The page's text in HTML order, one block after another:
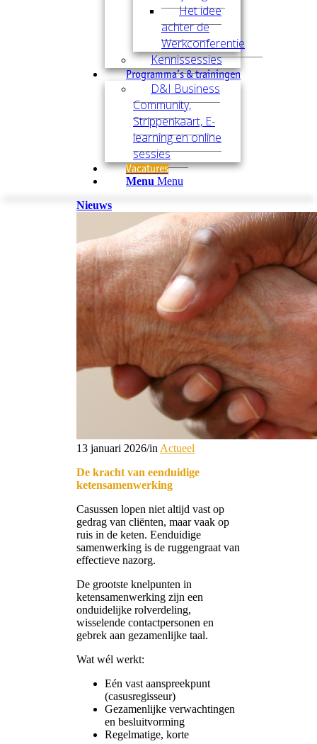
Het idee
achter de
Werkconferentie
Kennissessies
Programma’s & trainingen
D&I Business
Community,
Strippenkaart, E-
learning en online
sessies
Vacatures
Menu Menu
Nieuws
13 januari 2026/in Actueel
De kracht van eenduidige
ketensamenwerking
Casussen lopen niet altijd vast op
gedrag van cliënten, maar vaak op
ruis in de keten. Eenduidige
samenwerking is de ruggengraat van
effectieve nazorg.
De grootste knelpunten in
ketensamenwerking zijn een
onduidelijke rolverdeling,
wisselende contactpersonen en
gebrek aan gezamenlijke taal.
Wat wél werkt:
Eén vast aanspreekpunt
(casusregisseur)
Gezamenlijke verwachtingen
en besluitvorming
Regelmatige, korte